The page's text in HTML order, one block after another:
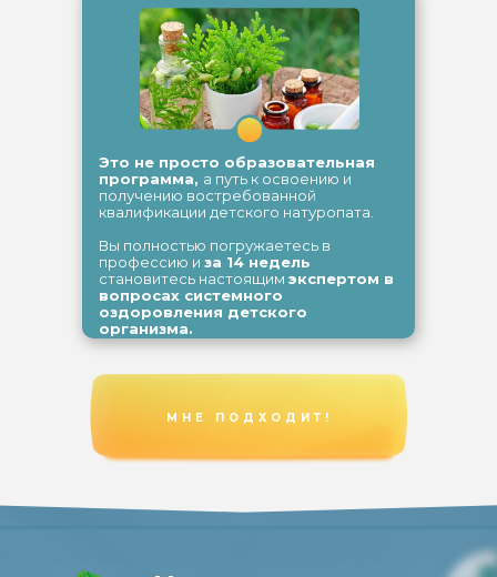
МНЕ ПОДХОДИТ!
Это не просто образовательная
программа, а путь к освоению и
получению востребованной
квалификации детского натуропата.
Вы полностью погружаетесь в
профессию и за 14 недель
становитесь настоящим экспертом в
вопросах системного
оздоровления детского
организма.